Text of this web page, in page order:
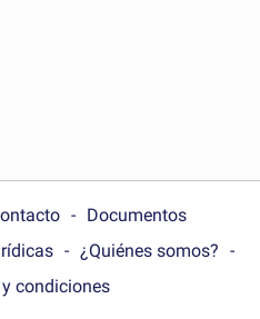
Documentos
¿Quiénes somos?
condiciones